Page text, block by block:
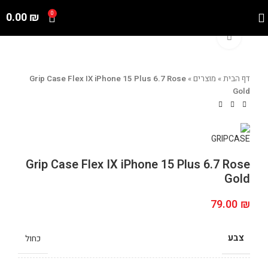
0
0.00₪
Click to enlarge
דף הבית» מוצרים»
Grip Case Flex IX iPhone 15 Plus 6.7 Rose
Gold
Grip Case Flex IX iPhone 15 Plus 6.7 Rose
Gold
79.00 ₪
צבע כחול